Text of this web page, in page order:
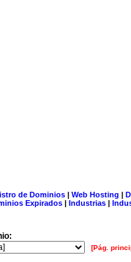
de Dominios| Web Hosting |
Expirados | Industrias |
[Pág.